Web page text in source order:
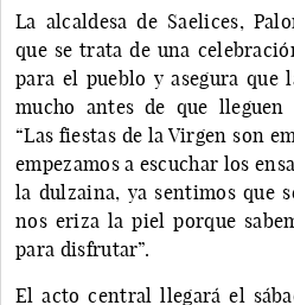
La alcaldesa de Saelices,
que se trata de una
para el pueblo y asegura que
mucho antes de que
“Las fiestas de la Virgen son
empezamos a escuchar los
la dulzaina, ya sentimos que
nos eriza la piel porque
para disfrutar”.
El acto central llegará el